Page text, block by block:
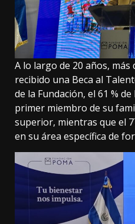
A lo largo de 20 años, más
recibido una Beca al
de la Fundación, el 61 %
primer miembro de su
superior, mientras que el
en su área específica de